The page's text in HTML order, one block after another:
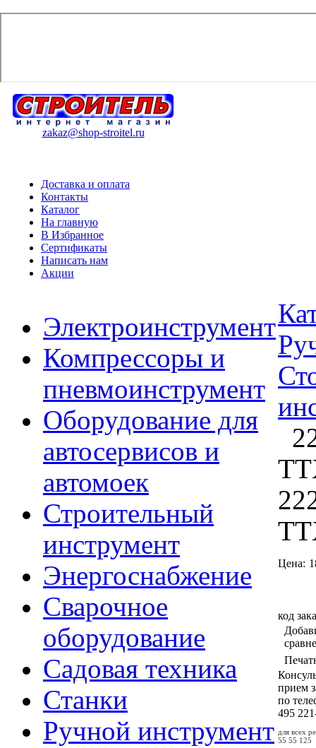
zakaz@shop-stroitel.ru
Доставка и оплата
Контакты
Каталог
На главную
В Избранное
Сертификаты
Написать нам
Акции
Электроинструмент
Компрессоры и
пневмоинструмент
Оборудование для
автосервисов и
автомоек
Строительный
инструмент
Энергоснабжение
Сварочное
оборудование
Садовая техника
Станки
Ручной инструмент
Цена:
код
прием
по
495
для всех
55 55 125